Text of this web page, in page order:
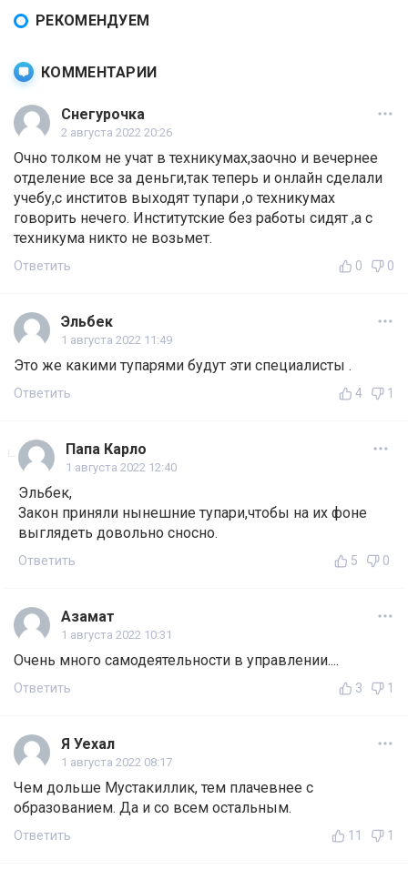
РЕКОМЕНДУЕМ
КОММЕНТАРИИ
Снегурочка
2 августа 2022 20:26
Очно толком не учат в техникумах,заочно и вечернее
отделение все за деньги,так теперь и онлайн сделали
учебу,с инститов выходят тупари ,о техникумах
говорить нечего. Институтские без работы сидят ,а с
техникума никто не возьмет.
Ответить 0 0
Эльбек
1 августа 2022 11:49
Это же какими тупарями будут эти специалисты .
Ответить 4 1
Папа Карло
1 августа 2022 12:40
Эльбек,
Закон приняли нынешние тупари,чтобы на их фоне
выглядеть довольно сносно.
Ответить 5 0
Азамат
1 августа 2022 10:31
Очень много самодеятельности в управлении....
Ответить 3 1
Я Уехал
1 августа 2022 08:17
Чем дольше Мустакиллик, тем плачевнее с
образованием. Да и со всем остальным.
Ответить 11 1